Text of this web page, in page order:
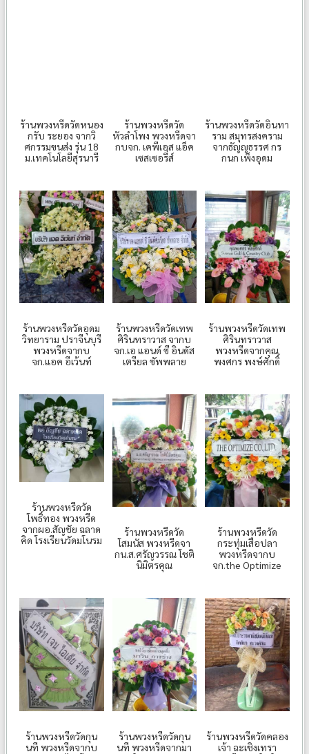
ร้านพวงหรีดวัดหนอง
กรับ ระยอง จากวิ
ศกรรมขนส่ง รุ่น 18
ม.เทคโนโลยีสุรนารี
ร้านพวงหรีดวัด
หัวลำโพง พวงหรีดจา
กบจก. เคพีเอส แอ็ค
เซสเซอรี่ส์
ร้านพวงหรีดวัดอินทา
ราม สมุทรสงคราม
จากธัญญธรรศ กร
กนก เพ็งอุดม
ร้านพวงหรีดวัดอุดม
วิทยาราม ปราจีนบุรี
พวงหรีดจากบ
จก.แอค อีเว้นท์
ร้านพวงหรีดวัดเทพ
ศิรินทราวาส จากบ
จก.เอ แอนด์ ซี อินดัส
เตรียล ซัพพลาย
ร้านพวงหรีดวัดเทพ
ศิรินทราวาส
พวงหรีดจากคุณ
พงศกร พงษ์ศักดิ์
ร้านพวงหรีดวัด
โพธิ์ทอง พวงหรีด
จากผอ.สัญชัย ฉลาด
คิด โรงเรียนวัดมโนรม
ร้านพวงหรีดวัด
โสมนัส พวงหรีดจา
กน.ส.ศรัญวรรณ โชติ
นิมิตรคุณ
ร้านพวงหรีดวัด
กระทุ่มเสือปลา
พวงหรีดจากบ
จก.the Optimize
ร้านพวงหรีดวัดกุน
นที พวงหรีดจากบ
ร้านพวงหรีดวัดกุน
นที พวงหรีดจากมา
ร้านพวงหรีดวัดคลอง
เจ้า ฉะเชิงเทรา